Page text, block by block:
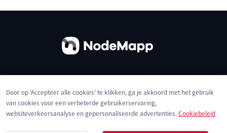
Privacybeleid Cookies
Door op 'Accepteer alle cookies' te klikken, ga je akkoord met het gebruik
van cookies voor een verbeterde gebruikerservaring,
websiteverkeersanalyse en gepersonaliseerde advertenties.Cookiebeleid